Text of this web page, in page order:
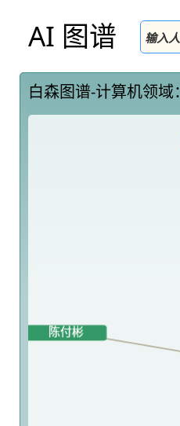
AI 图谱
白森图谱-计算机领域：